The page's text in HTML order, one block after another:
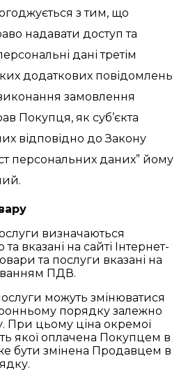
з тим, що
надавати доступ та
дані третім
додаткових повідомлень
замовлення
Покупця, як суб’єкта
відповідно до Закону
персональних даних” йому
визначаються
вказані на сайті Інтернет-
та послуги вказані на
ПДВ.
можуть змінюватися
порядку залежно
При цьому ціна окремої
якої оплачена Покупцем в
бути змінена Продавцем в